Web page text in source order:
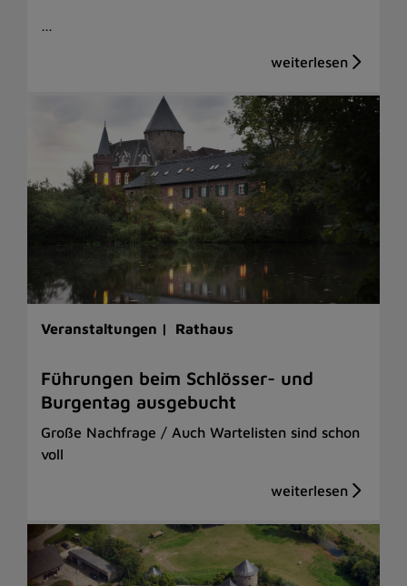
…
Veranstaltungen | Rathaus
Führungen beim Schlösser- und
Burgentag ausgebucht
Große Nachfrage / Auch Wartelisten sind schon
voll